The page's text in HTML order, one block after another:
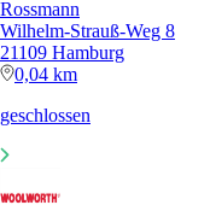
Rossmann
Wilhelm-Strauß-Weg 8
21109 Hamburg
0,04 km
geschlossen